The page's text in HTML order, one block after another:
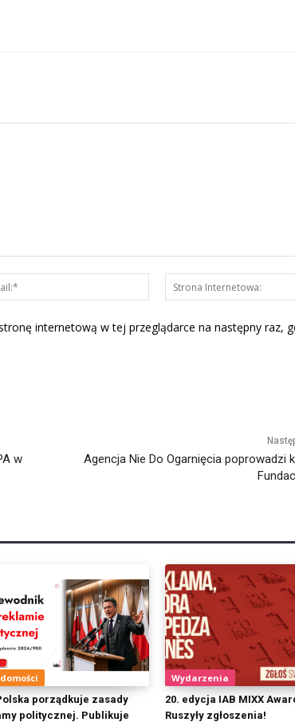
mail:*
internetową w tej przeglądarce na następny raz,
w
Agencja Nie Do Ogarnięcia poprowadzi
porządkuje zasady
politycznej. Publikuje
Wydarzenia
20. edycja IAB MIXX
Ruszyły zgłoszenia!